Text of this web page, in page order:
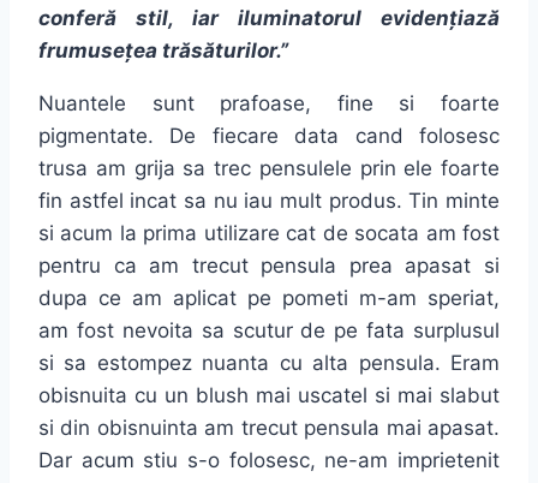
conferă stil, iar iluminatorul evidențiază
frumusețea trăsăturilor.”
Nuantele sunt prafoase, fine si foarte
pigmentate. De fiecare data cand folosesc
trusa am grija sa trec pensulele prin ele foarte
fin astfel incat sa nu iau mult produs. Tin minte
si acum la prima utilizare cat de socata am fost
pentru ca am trecut pensula prea apasat si
dupa ce am aplicat pe pometi m-am speriat,
am fost nevoita sa scutur de pe fata surplusul
si sa estompez nuanta cu alta pensula. Eram
obisnuita cu un blush mai uscatel si mai slabut
si din obisnuinta am trecut pensula mai apasat.
Dar acum stiu s-o folosesc, ne-am imprietenit